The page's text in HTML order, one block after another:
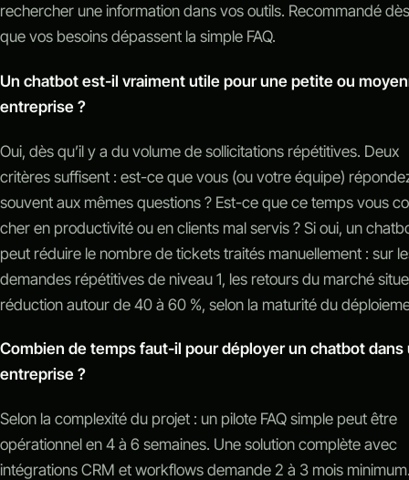
rechercher une information dans vos outils. Recommandé dès
que vos besoins dépassent la simple FAQ.
Un chatbot est-il vraiment utile pour une petite ou
entreprise ?
Oui, dès qu’il y a du volume de sollicitations répétitives. Deux
critères suffisent : est-ce que vous (ou votre équipe)
souvent aux mêmes questions ? Est-ce que ce temps vous
cher en productivité ou en clients mal servis ? Si oui, un
peut réduire le nombre de tickets traités manuellement : sur
demandes répétitives de niveau 1, les retours du marché
réduction autour de 40 à 60 %, selon la maturité du
Combien de temps faut-il pour déployer un chatbot dans
entreprise ?
Selon la complexité du projet : un pilote FAQ simple peut être
opérationnel en 4 à 6 semaines. Une solution complète avec
intégrations CRM et workflows demande 2 à 3 mois